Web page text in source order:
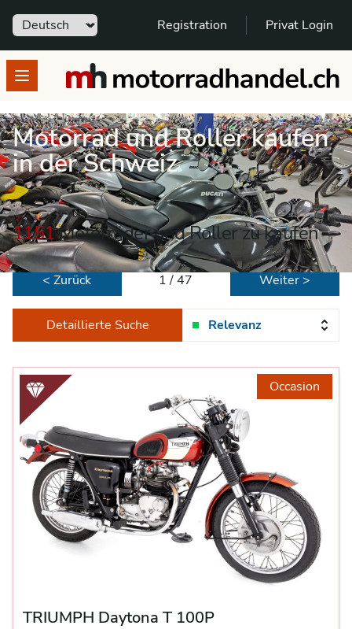
Sprache Registration Privat Login
Open menumotorradhandel.ch
Motorrad und Roller kaufen
in der Schweiz
1151Motorräder und Roller zu kaufen
< Zurück 1 / 47 Weiter >
Detaillierte Suche Relevanz
Occasion
TRIUMPH Daytona T 100P